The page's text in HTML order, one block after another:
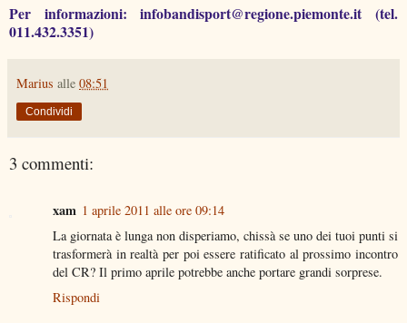
Per informazioni: infobandisport@regione.piemonte.it (tel.
011.432.3351)
Marius alle 08:51
Condividi
3 commenti:
xam 1 aprile 2011 alle ore 09:14
La giornata è lunga non disperiamo, chissà se uno dei tuoi punti si
trasformerà in realtà per poi essere ratificato al prossimo incontro
del CR? Il primo aprile potrebbe anche portare grandi sorprese.
Rispondi